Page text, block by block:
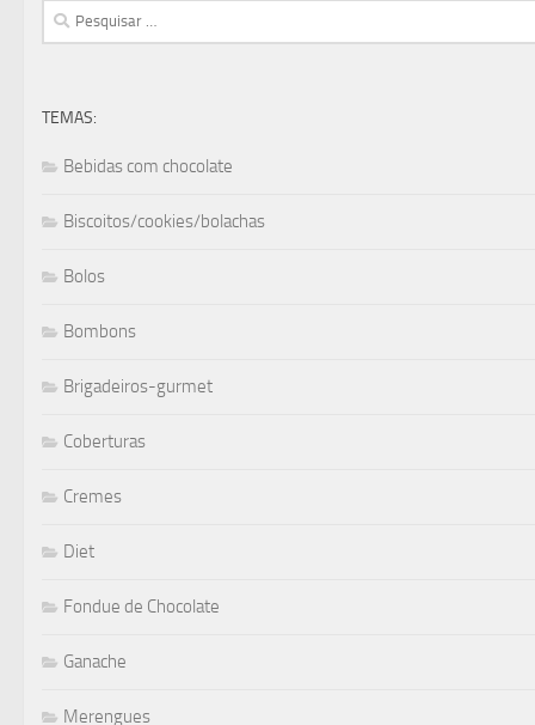
Pesquisar
por:
TEMAS:
Bebidas com chocolate
Biscoitos/cookies/bolachas
Bolos
Bombons
Brigadeiros-gurmet
Coberturas
Cremes
Diet
Fondue de Chocolate
Ganache
Merengues